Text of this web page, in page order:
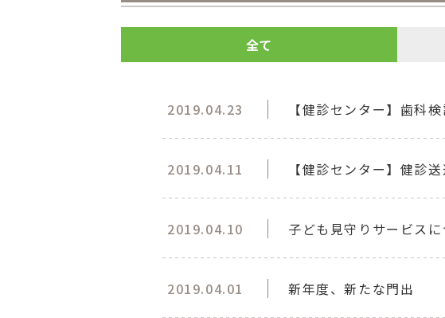
全て
2019.04.23 【健診センター】歯科
2019.04.11 【健診センター】健診
2019.04.10 子ども見守りサービス
2019.04.01 新年度、新たな門出